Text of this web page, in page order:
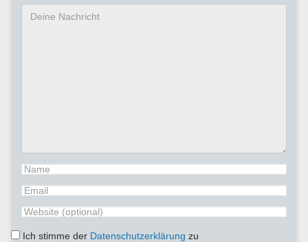
Ich stimme der Datenschutzerklärung zu